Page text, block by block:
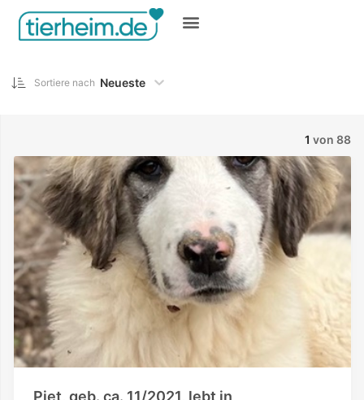
Sortiere nach Neueste
1 von 88
Piet, geb. ca. 11/2021, lebt in